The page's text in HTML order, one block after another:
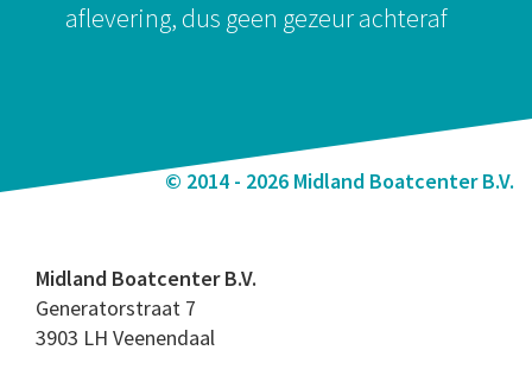
aflevering, dus geen gezeur achteraf
© 2014 - 2026 Midland Boatcenter B.V.
Midland Boatcenter B.V.
Generatorstraat 7
3903 LH Veenendaal